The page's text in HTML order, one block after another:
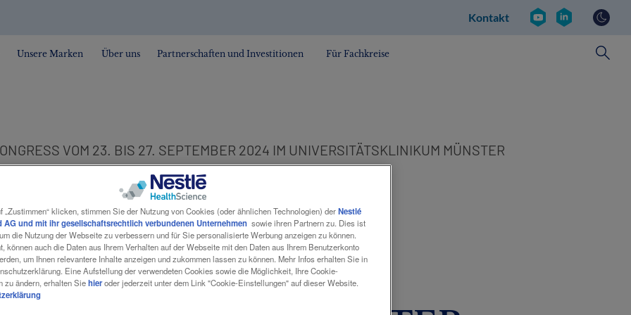
Kontakt
Kontakt
Social
Unsere Marken Über uns Partnerschaften und Investitionen Für Fachkreise
VOM 23. BIS 27. SEPTEMBER 2024 IM UNIVERSITÄTSKLINIKUM MÜNSTER
VOM 23. BIS 27.
2024 IM
„Zustimmen“ klicken, stimmen Sie der Nutzung von Cookies (oder ähnlichen Technologien) derNestlé
AG und mit ihr gesellschaftsrechtlich verbundenen Unternehmen sowie ihren Partnern zu. Dies ist
die Nutzung der Webseite zu verbessern und für Sie personalisierte Werbung anzeigen zu können.
können auch die Daten aus Ihrem Verhalten auf der Webseite mit den Daten aus Ihrem Benutzerkonto
um Ihnen relevantere Inhalte anzeigen und zukommen lassen zu können. Mehr Infos erhalten Sie in
Eine Aufstellung der verwendeten Cookies sowie die Möglichkeit, Ihre Cookie-
zu ändern, erhalten Siehieroder jederzeit unter dem Link "Cookie-Einstellungen" auf dieser Website.